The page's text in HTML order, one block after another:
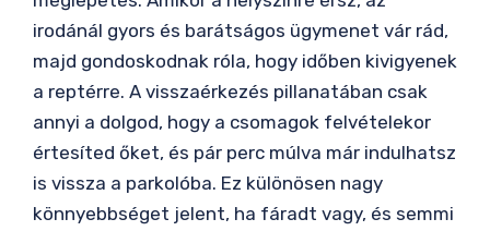
irodánál gyors és barátságos ügymenet vár rád,
majd gondoskodnak róla, hogy időben kivigyenek
a reptérre. A visszaérkezés pillanatában csak
annyi a dolgod, hogy a csomagok felvételekor
értesíted őket, és pár perc múlva már indulhatsz
is vissza a parkolóba. Ez különösen nagy
könnyebbséget jelent, ha fáradt vagy, és semmi